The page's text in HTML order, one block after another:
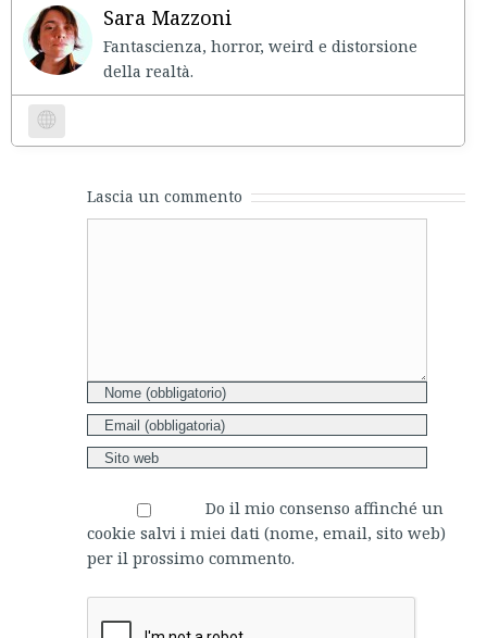
Sara Mazzoni
Fantascienza, horror, weird e distorsione
della realtà.
Website
Lascia un commento
Do il mio consenso affinché un
cookie salvi i miei dati (nome, email, sito web)
per il prossimo commento.